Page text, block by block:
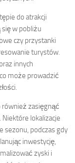
do atrakcji
w pobliżu
czy przystanki
turystów.
innych
może prowadzić
również zasięgnąć
lokalizacje
sezonu, podczas gdy
inwestycję,
zyski i